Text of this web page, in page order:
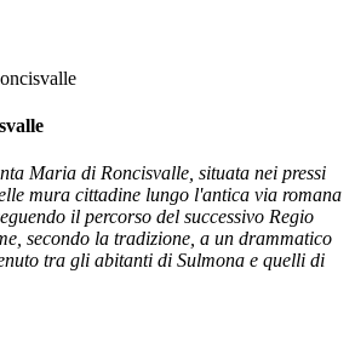
Maria di Roncisvalle, situata nei pressi
mura cittadine lungo l'antica via romana
il percorso del successivo Regio
secondo la tradizione, a un drammatico
tra gli abitanti di Sulmona e quelli di